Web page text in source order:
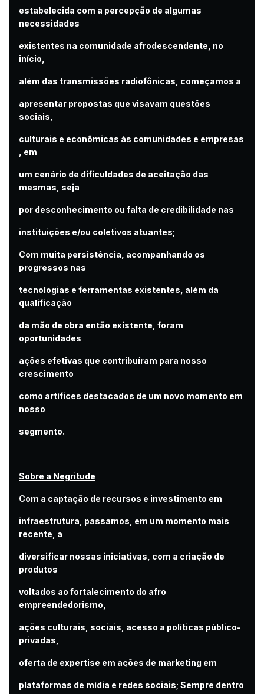
estabelecida com a percepção de algumas
necessidades
existentes na comunidade afrodescendente, no
início,
além das transmissões radiofônicas, começamos a
apresentar propostas que visavam questões
sociais,
culturais e econômicas às comunidades e empresas
, em
um cenário de dificuldades de aceitação das
mesmas, seja
por desconhecimento ou falta de credibilidade nas
instituições e/ou coletivos atuantes;
Com muita persistência, acompanhando os
progressos nas
tecnologias e ferramentas existentes, além da
qualificação
da mão de obra então existente, foram
oportunidades
ações efetivas que contribuíram para nosso
crescimento
como artífices destacados de um novo momento em
nosso
segmento.
Sobre a Negritude
Com a captação de recursos e investimento em
infraestrutura, passamos, em um momento mais
recente, a
diversificar nossas iniciativas, com a criação de
produtos
voltados ao fortalecimento do afro
empreendedorismo,
ações culturais, sociais, acesso a políticas público-
privadas,
oferta de expertise em ações de marketing em
plataformas de mídia e redes sociais; Sempre dentro